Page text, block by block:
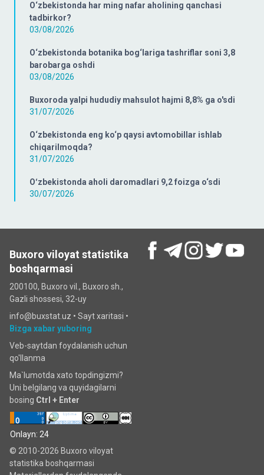
O‘zbekistonda har ming nafar aholining qanchasi
tadbirkor?
03/08/2026
O‘zbekistonda botanika bog‘lariga tashriflar soni 3,8
barobarga oshdi
03/08/2026
Buxoroda yalpi hududiy mahsulot hajmi 8,8% ga o'sdi
31/07/2026
O‘zbekistonda eng ko‘p qaysi avtomobillar ishlab
chiqarilmoqda?
31/07/2026
Oʻzbekistonda aholi daromadlari 9,2 foizga o‘sdi
30/07/2026
Buxoro viloyat statistika
boshqarmasi
200100, Buxoro vil., Buxoro sh.,
Gazli shossesi, 32-uy
info@buxstat.uz • Sayt xaritasi •
Bizga xabar yuboring
Veb-saytdan foydalanish uchun
qo'llanma
Ma`lumotda xato topdingizmi?
Uni belgilang va quyidagilarni
bosing Ctrl + Enter
Onlayn: 24
© 2010-2026 Buxoro viloyat
statistika boshqarmasi